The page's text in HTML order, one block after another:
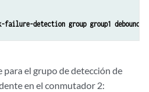
failure-detection group group1
para el grupo de detección de
en el conmutador 2: